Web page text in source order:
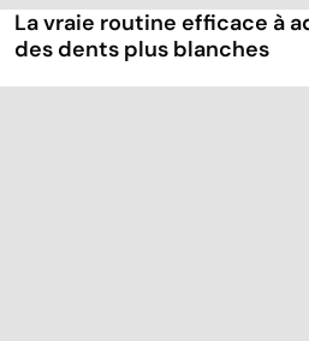
La vraie routine efficace à
des dents plus blanches